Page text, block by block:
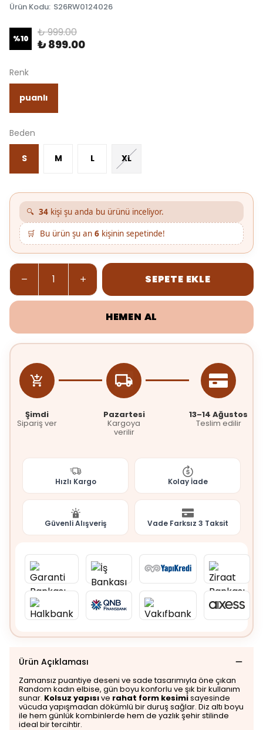
Ürün Kodu: S26RW0124026
%10 ₺ 999.00
₺ 899.00
Renk
puanlı
Beden
S M L XL
🔍 34 kişi şu anda bu ürünü inceliyor.
🛒 Bu ürün şu an 6 kişinin sepetinde!
SEPETE EKLE
HEMEN AL
Şimdi
Sipariş ver
Pazartesi
Kargoya
verilir
13–14 Ağustos
Teslim edilir
Hızlı Kargo Kolay İade
Güvenli Alışveriş Vade Farksız 3 Taksit
Ürün Açıklaması
Zamansız puantiye deseni ve sade tasarımıyla öne çıkan
Random kadın elbise, gün boyu konforlu ve şık bir kullanım
sunar. Kolsuz yapısıve rahat form kesimisayesinde
vücuda yapışmadan dökümlü bir duruş sağlar. Diz altı boyu
ile hem günlük kombinlerde hem de yazlık şehir stilinde
ideal bir tercihtir.